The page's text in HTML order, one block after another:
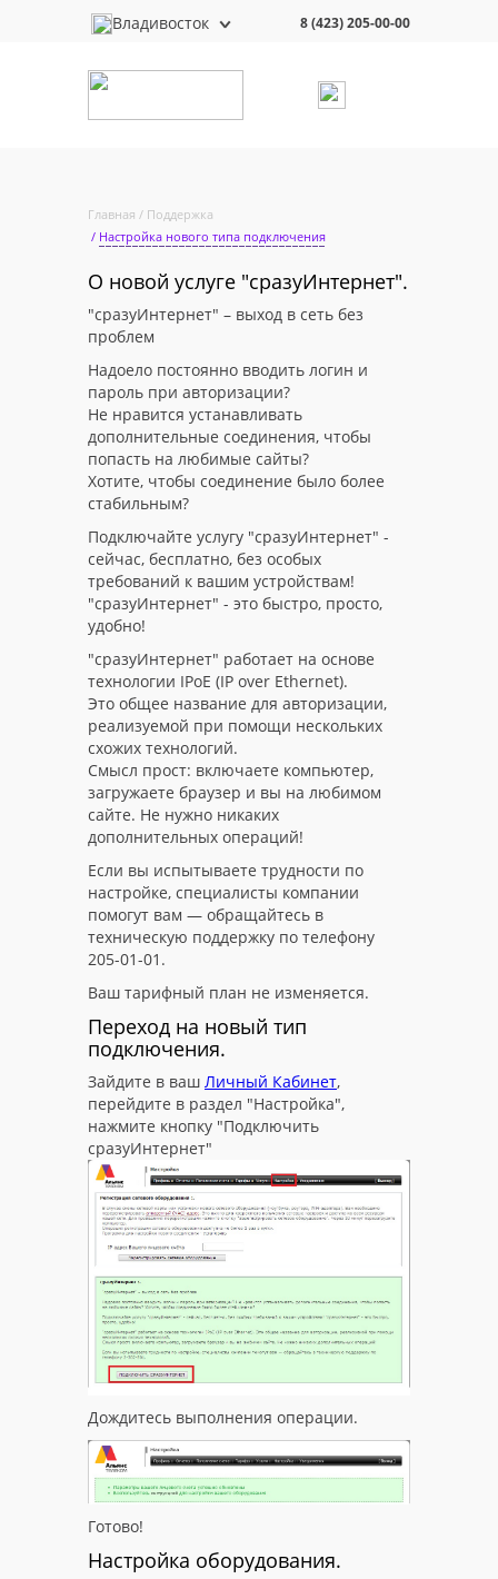
Владивосток 8 (423) 205-00-00
Главная
Поддержка
Настройка нового типа подключения
О новой услуге "сразуИнтернет".
"сразуИнтернет" – выход в сеть без
проблем
Надоело постоянно вводить логин и
пароль при авторизации?
Не нравится устанавливать
дополнительные соединения, чтобы
попасть на любимые сайты?
Хотите, чтобы соединение было более
стабильным?
Подключайте услугу "сразуИнтернет" -
сейчас, бесплатно, без особых
требований к вашим устройствам!
"сразуИнтернет" - это быстро, просто,
удобно!
"сразуИнтернет" работает на основе
технологии IPoE (IP over Ethernet).
Это общее название для авторизации,
реализуемой при помощи нескольких
схожих технологий.
Смысл прост: включаете компьютер,
загружаете браузер и вы на любимом
сайте. Не нужно никаких
дополнительных операций!
Если вы испытываете трудности по
настройке, специалисты компании
помогут вам — обращайтесь в
техническую поддержку по телефону
205-01-01.
Ваш тарифный план не изменяется.
Переход на новый тип
подключения.
Зайдите в ваш Личный Кабинет,
перейдите в раздел "Настройка",
нажмите кнопку "Подключить
сразуИнтернет"
Дождитесь выполнения операции.
Готово!
Настройка оборудования.